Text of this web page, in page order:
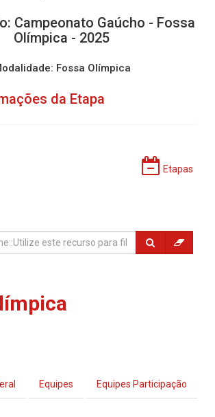
Campeonato Gaúcho - Fossa
Olímpica - 2025
Fossa Olímpica
da Etapa
Etapas
Equipes Equipes Participação